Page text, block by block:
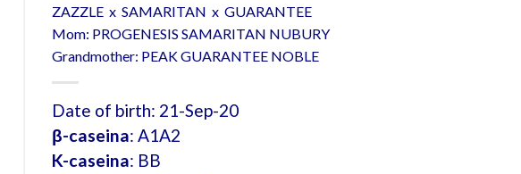
ZAZZLE x SAMARITAN x GUARANTEE
Mom: PROGENESIS SAMARITAN NUBURY
Grandmother: PEAK GUARANTEE NOBLE
Date of birth: 21-Sep-20
β-caseina: A1A2
K-caseina: BB